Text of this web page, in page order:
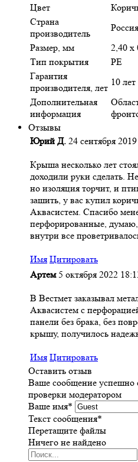
Цвет
Страна
производитель
Россия
Размер, мм
2,40 х
Тип покрытия
PE
Гарантия
производителя, лет
10 лет
Дополнительная
информация
Отзывы
Юрий Д. 24 сентября
Крыша несколько лет
доходили руки сделать.
но изоляция торчит, и
зашить, у вас купил
Аквасистем. Спасибо
перфорированные,
внутри все
Имя Цитировать
Артем 5 октября 2022
В Вестмет заказывал
Аквасистем с
панели без брака, без
крышу, получилось
Имя Цитировать
Оставить отзыв
Ваше сообщение успешно
проверки модератором
Ваше имя*
Текст сообщения*
Перетащите файлы
Ничего не найдено